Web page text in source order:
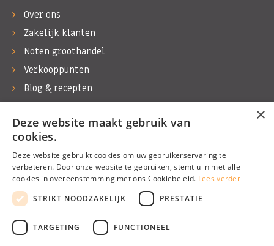
Over ons
Zakelijk klanten
Noten groothandel
Verkooppunten
Blog & recepten
Werken bij Bas Boer Noten
Contact
©1974 - 2026 Bas Boer Noten
×
Deze website maakt gebruik van
cookies.
Deze website gebruikt cookies om uw gebruikerservaring te
verbeteren. Door onze website te gebruiken, stemt u in met alle
cookies in overeenstemming met ons Cookiebeleid. Lees verder
STRIKT NOODZAKELIJK
PRESTATIE
TARGETING FUNCTIONEEL